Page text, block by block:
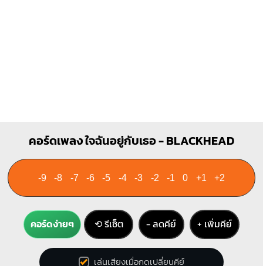
คอร์ดเพลง ใจฉันอยู่กับเธอ - BLACKHEAD
-9 -8 -7 -6 -5 -4 -3 -2 -1 0 +1 +2
คอร์ดง่ายๆ ⟲ รีเซ็ต − ลดคีย์ + เพิ่มคีย์
เล่นเสียงเมื่อกดเปลี่ยนคีย์